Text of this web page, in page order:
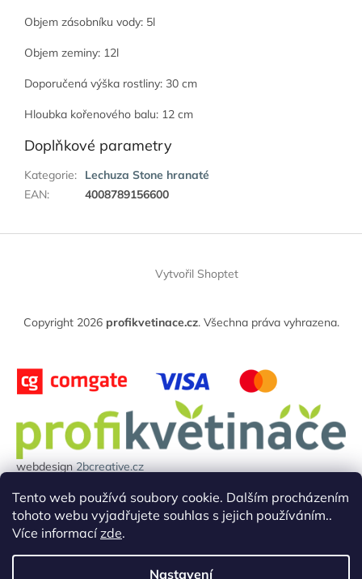
Tento web používá soubory cookie. Dalším procházením
tohoto webu vyjadřujete souhlas s jejich používáním..
Více informacízde.
Nastavení
Objem zásobníku vody: 5l
Objem zeminy: 12l
Doporučená výška rostliny: 30 cm
Hloubka kořenového balu: 12 cm
Doplňkové parametry
Kategorie:
Lechuza Stone hranaté
EAN: 4008789156600
Vytvořil Shoptet
Copyright 2026 profikvetinace.cz. Všechna práva vyhrazena.
webdesign2bcreative.cz